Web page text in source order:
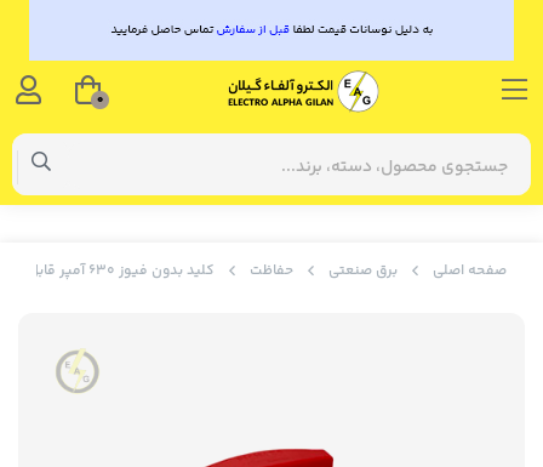
صفحه اصلی برق صنعتی حفاظت کلید بدون فیوز 630 آمپر قابل قطع زیر بار پیچاز الکتریک مدل IDS-N631/N635 P/N635 B
0